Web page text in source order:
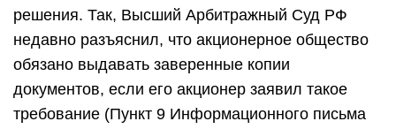
решения. Так, Высший Арбитражный Суд РФ
недавно разъяснил, что акционерное общество
обязано выдавать заверенные копии
документов, если его акционер заявил такое
требование (Пункт 9 Информационного письма